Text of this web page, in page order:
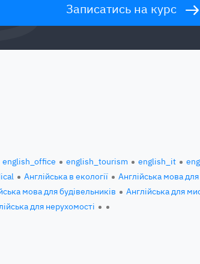
Записатись на курс
english_office english_tourism english_it
Англійська в екології
Англійська мова для
мова для будівельників Англійська для
для нерухомості